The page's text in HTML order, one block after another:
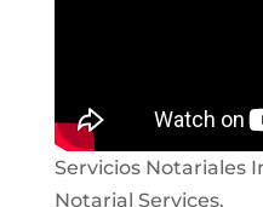
Servicios Notariales
Notarial Services.